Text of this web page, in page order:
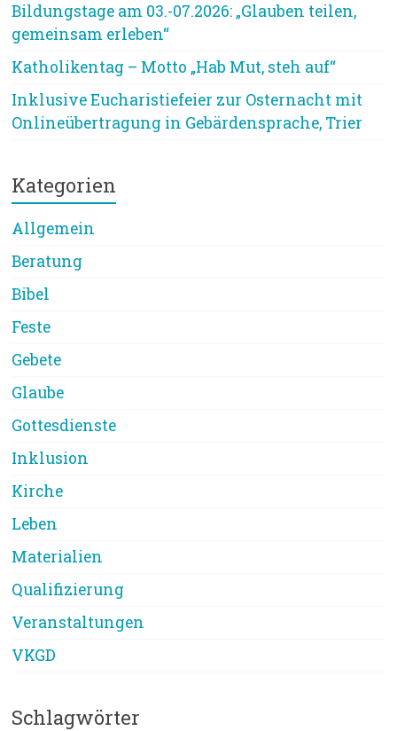
Bildungstage am 03.-07.2026: „Glauben teilen,
gemeinsam erleben“
Katholikentag – Motto „Hab Mut, steh auf“
Inklusive Eucharistiefeier zur Osternacht mit
Onlineübertragung in Gebärdensprache, Trier
Kategorien
Allgemein
Beratung
Bibel
Feste
Gebete
Glaube
Gottesdienste
Inklusion
Kirche
Leben
Materialien
Qualifizierung
Veranstaltungen
VKGD
Schlagwörter